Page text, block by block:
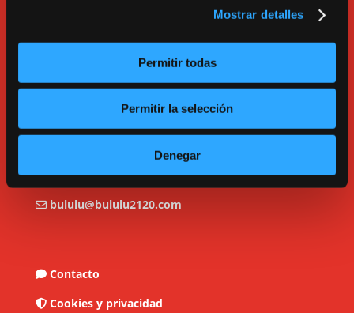
Mostrar detalles
Permitir todas
Permitir la selección
Denegar
913600193.
bululu@bululu2120.com
Contacto
Cookies y privacidad